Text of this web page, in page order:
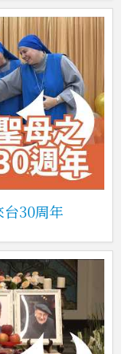
30周年